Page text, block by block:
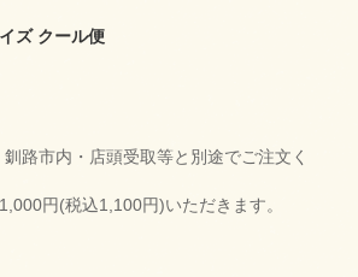
ズ クール便
路市内・店頭受取等と別途でご注文く
円(税込1,100円)いただきます。